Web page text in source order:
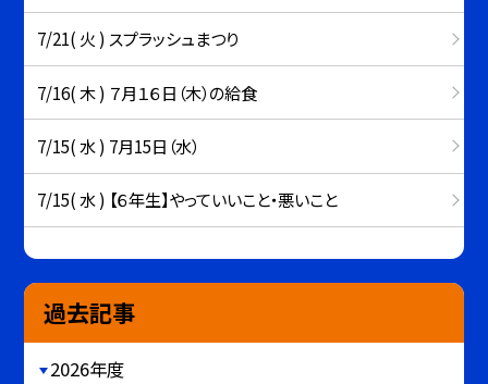
7/21( 火 ) スプラッシュまつり
7/16( 木 ) ７月１６日（木）の給食
7/15( 水 ) 7月15日（水）
7/15( 水 ) 【６年生】やっていいこと・悪いこと
過去記事
2026年度